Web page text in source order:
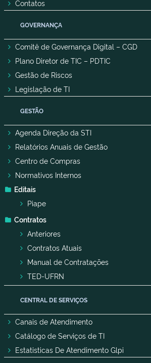
Contatos
GOVERNANÇA
Comitê de Governança Digital – CGD
Plano Diretor de TIC – PDTIC
Gestão de Riscos
Legislação de TI
GESTÃO
Agenda Direção da STI
Relatórios Anuais de Gestão
Centro de Compras
Normativos Internos
Editais
Piape
Contratos
Anteriores
Contratos Atuais
Manual de Contratações
TED-UFRN
CENTRAL DE SERVIÇOS
Canais de Atendimento
Catálogo de Serviços de TI
Estatisticas De Atendimento Glpi